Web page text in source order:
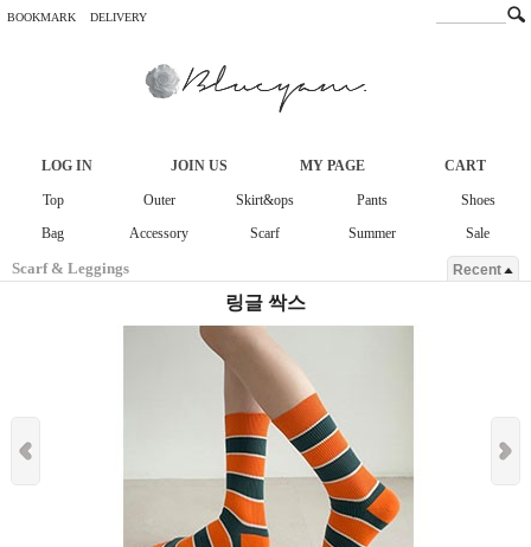
BOOKMARK DELIVERY
LOG IN JOIN US MY PAGE CART
Top Outer Skirt&ops Pants
Shoes
Bag
Accessory Scarf Summer Sale
Scarf & Leggings Recent
링글 싹스